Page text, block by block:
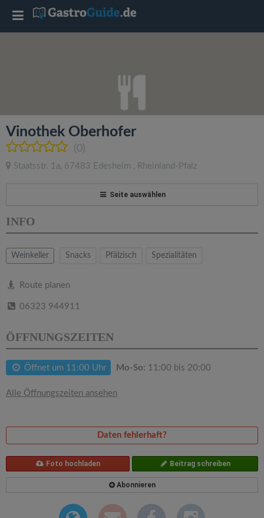
Vinothek Oberhofer
(0)
Staatsstr. 1a, 67483 Edesheim , Rheinland-Pfalz
Seite auswählen
INFO
Weinkeller Snacks Pfälzisch Spezialitäten
Route planen
06323 944911
ÖFFNUNGSZEITEN
Öffnet um 11:00 Uhr Mo-So: 11:00 bis 20:00
Alle Öffnungszeiten ansehen
Daten fehlerhaft?
Foto hochladen Beitrag schreiben
Abonnieren
T
l
e
a
v
a
t